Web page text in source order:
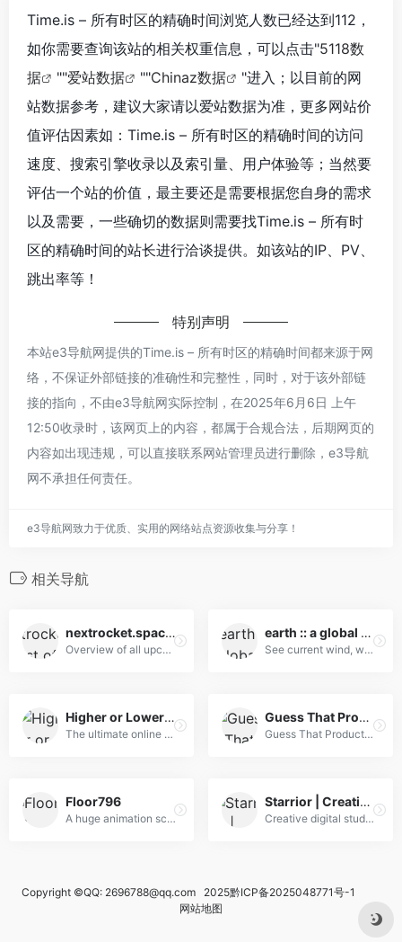
Time.is – 所有时区的精确时间浏览人数已经达到112，
如你需要查询该站的相关权重信息，可以点击"5118数
据
""爱站数据 ""Chinaz数据
"进入；以目前的网
站数据参考，建议大家请以爱站数据为准，更多网站价
值评估因素如：Time.is – 所有时区的精确时间的访问
速度、搜索引擎收录以及索引量、用户体验等；当然要
评估一个站的价值，最主要还是需要根据您自身的需求
以及需要，一些确切的数据则需要找Time.is – 所有时
区的精确时间的站长进行洽谈提供。如该站的IP、PV、
跳出率等！
特别声明
本站e3导航网提供的Time.is – 所有时区的精确时间都来源于网
络，不保证外部链接的准确性和完整性，同时，对于该外部链
接的指向，不由e3导航网实际控制，在2025年6月6日 上午
12:50收录时，该网页上的内容，都属于合规合法，后期网页的
内容如出现违规，可以直接联系网站管理员进行删除，e3导航
网不承担任何责任。
e3导航网致力于优质、实用的网络站点资源收集与分享！
相关导航
nextrocket.space – List of upcoming rocket launches to space.
Overview of all upcoming rocket launches to space, including launch time, payload and destination.
earth :: a global map of wind, weather, and ocean conditions
See current wind, weather, ocean, and pollution conditions, as forecast by supercomputers, on an interactive animated map. Updated every three hours.
Higher or Lower Game – Over 100+ Free Games
The ultimate online game of Higher or Lower. Featuring 100+ game modes about Google, Movies, Music, Sports, Geography and much more. Play now!
Guess That Product – Millions
Guess That Product - Millions
Floor796
A huge animation scene with many references to memes, games, films, series, anime, music groups
Starrior | Creative digital studio from France
Creative digital studio focused on the creation of interactive and engaging websites at an affordable price. Turnkey development solution to grow your business.
Copyright ©QQ: 2696788@qq.com 2025黔ICP备2025048771号-1
网站地图